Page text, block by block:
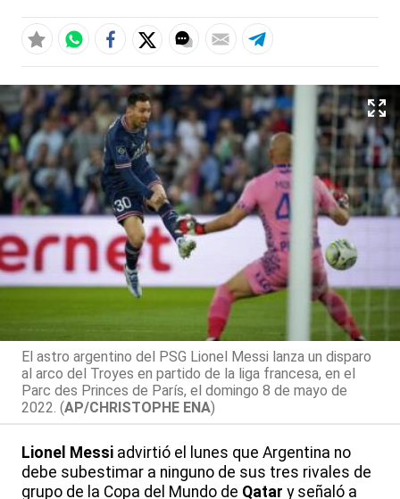
El astro argentino del PSG Lionel Messi lanza un disparo
al arco del Troyes en partido de la liga francesa, en el
Parc des Princes de París, el domingo 8 de mayo de
2022. (AP/CHRISTOPHE ENA)
Lionel Messi advirtió el lunes que Argentina no
debe subestimar a ninguno de sus tres rivales de
grupo de la Copa del Mundo de Qatar y señaló a